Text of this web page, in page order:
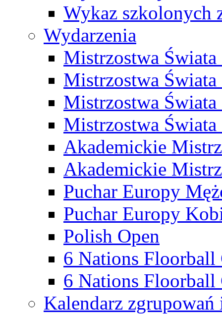
Wykaz szkolonych
Wydarzenia
Mistrzostwa
Mistrzostwa
Mistrzostwa
Mistrzostwa
Akademickie
Akademickie
Puchar Europy
Puchar Europy
Polish Open
6 Nations Floorball
6 Nations Floorball
Kalendarz